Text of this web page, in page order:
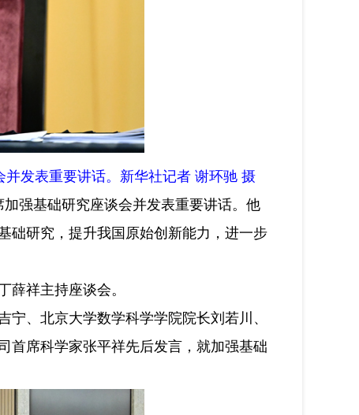
发表重要讲话。新华社记者 谢环驰 摄
强基础研究座谈会并发表重要讲话。他
础研究，提升我国原始创新能力，进一步
祥主持座谈会。
、北京大学数学科学学院院长刘若川、
首席科学家张平祥先后发言，就加强基础